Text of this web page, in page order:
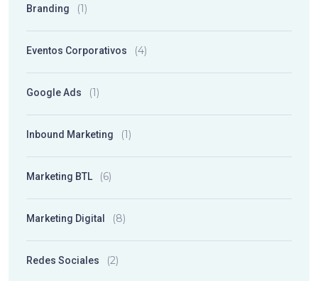
Branding (1)
Eventos Corporativos (4)
Google Ads (1)
Inbound Marketing (1)
Marketing BTL (6)
Marketing Digital (8)
Redes Sociales (2)